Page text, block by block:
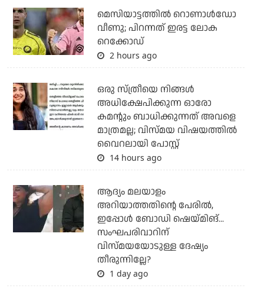
മെസിയാട്ടത്തില്‍ റൊണാള്‍ഡോ
വീണു; പിറന്നത് ഇരട്ട ലോക
റെക്കോഡ്
2 hours ago
ഒരു സ്ത്രീയെ നിങ്ങള്‍
അധിക്ഷേപിക്കുന്ന ഓരോ
കമന്റും ബാധിക്കുന്നത് അവളെ
മാത്രമല്ല; വിസ്മയ വിഷയത്തില്‍
വൈറലായി പോസ്റ്റ്
14 hours ago
ആദ്യം മലയാളം
അറിയാത്തതിന്റെ പേരില്‍,
ഇപ്പോള്‍ ബോഡി ഷെയ്മിങ്...
സംഘപരിവാറിന്
വിസ്മയയോടുള്ള ദേഷ്യം
തീരുന്നില്ലേ?
1 day ago